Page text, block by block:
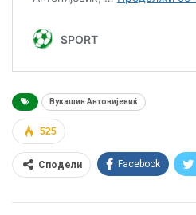
Вукашин Антонијевиќ
525
Сподели Facebook